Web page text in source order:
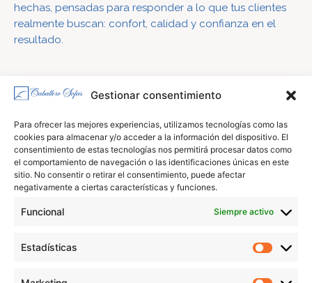
Gestionar consentimiento
Para ofrecer las mejores experiencias, utilizamos tecnologías como las
cookies para almacenar y/o acceder a la información del dispositivo. El
consentimiento de estas tecnologías nos permitirá procesar datos como
el comportamiento de navegación o las identificaciones únicas en este
sitio. No consentir o retirar el consentimiento, puede afectar
negativamente a ciertas características y funciones.
Funcional Siempre activo
Estadísticas
hechas, pensadas para responder a lo que tus clientes
realmente buscan: confort, calidad y confianza en el
resultado.
CONTACTO